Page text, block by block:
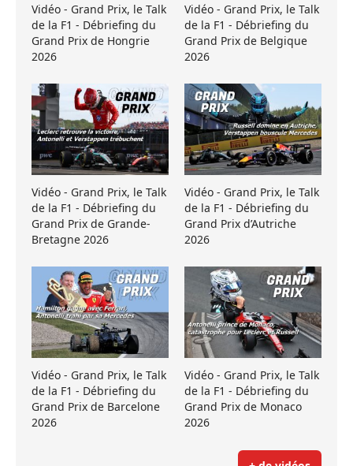
Vidéo - Grand Prix, le Talk
de la F1 - Débriefing du
Grand Prix de Hongrie
2026
Vidéo - Grand Prix, le Talk
de la F1 - Débriefing du
Grand Prix de Belgique
2026
Vidéo - Grand Prix, le Talk
de la F1 - Débriefing du
Grand Prix de Grande-
Bretagne 2026
Vidéo - Grand Prix, le Talk
de la F1 - Débriefing du
Grand Prix d’Autriche
2026
Vidéo - Grand Prix, le Talk
de la F1 - Débriefing du
Grand Prix de Barcelone
2026
Vidéo - Grand Prix, le Talk
de la F1 - Débriefing du
Grand Prix de Monaco
2026